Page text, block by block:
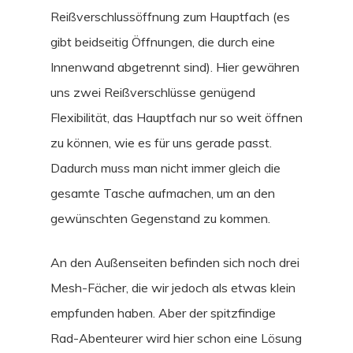
Reißverschlussöffnung zum Hauptfach (es
gibt beidseitig Öffnungen, die durch eine
Innenwand abgetrennt sind). Hier gewähren
uns zwei Reißverschlüsse genügend
Flexibilität, das Hauptfach nur so weit öffnen
zu können, wie es für uns gerade passt.
Dadurch muss man nicht immer gleich die
gesamte Tasche aufmachen, um an den
gewünschten Gegenstand zu kommen.
An den Außenseiten befinden sich noch drei
Mesh-Fächer, die wir jedoch als etwas klein
empfunden haben. Aber der spitzfindige
Rad-Abenteurer wird hier schon eine Lösung